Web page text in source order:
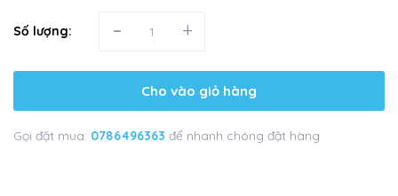
Số lượng: - +
Cho vào giỏ hàng
Gọi đặt mua: 0786496363 để nhanh chóng đặt hàng